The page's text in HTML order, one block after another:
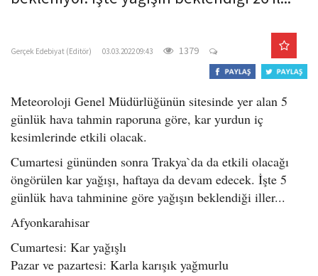
Gerçek Edebiyat (Editör) 03.03.2022 09:43 1379
Meteoroloji Genel Müdürlüğünün sitesinde yer alan 5
günlük hava tahmin raporuna göre, kar yurdun iç
kesimlerinde etkili olacak.
Cumartesi gününden sonra Trakya`da da etkili olacağı
öngörülen kar yağışı, haftaya da devam edecek. İşte 5
günlük hava tahminine göre yağışın beklendiği iller...
Afyonkarahisar
Cumartesi: Kar yağışlı
Pazar ve pazartesi: Karla karışık yağmurlu